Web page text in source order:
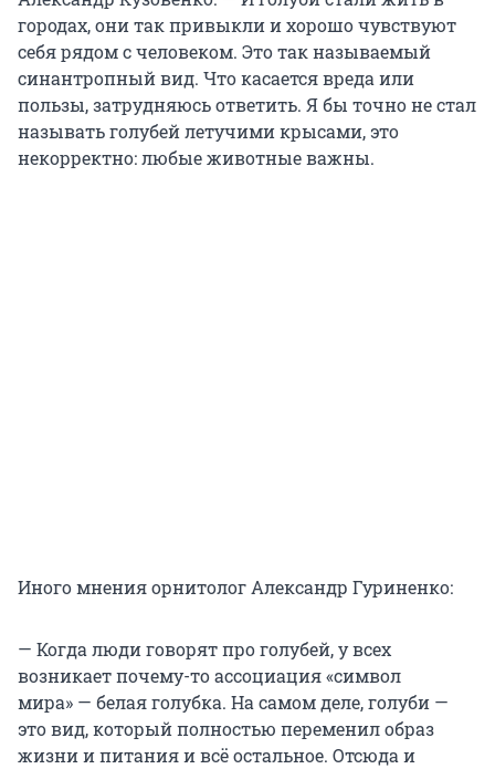
городах, они так привыкли и хорошо чувствуют
себя рядом с человеком. Это так называемый
синантропный вид. Что касается вреда или
пользы, затрудняюсь ответить. Я бы точно не стал
называть голубей летучими крысами, это
некорректно: любые животные важны.
Иного мнения орнитолог Александр Гуриненко:
— Когда люди говорят про голубей, у всех
возникает почему-то ассоциация «символ
мира» — белая голубка. На самом деле, голуби —
это вид, который полностью переменил образ
жизни и питания и всё остальное. Отсюда и